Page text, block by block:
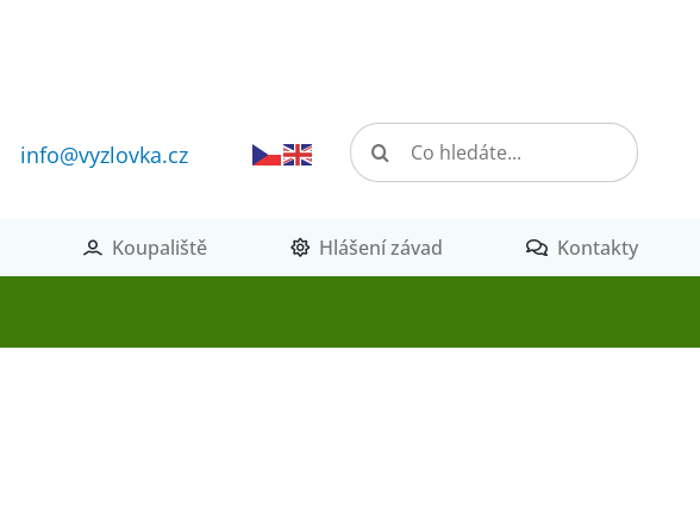
info@vyzlovka.cz
Hledat:
Koupaliště Hlášení závad Kontakty